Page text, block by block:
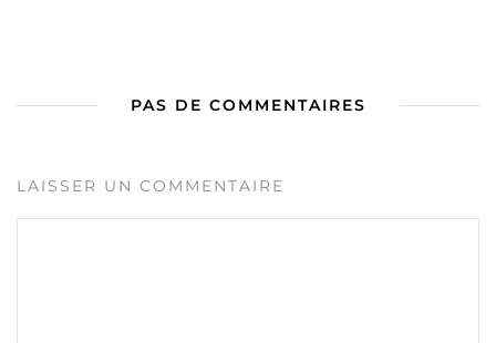
PAS DE COMMENTAIRES
LAISSER UN COMMENTAIRE